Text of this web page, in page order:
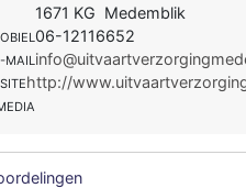
1671 KG Medemblik
06-12116652
MAIL